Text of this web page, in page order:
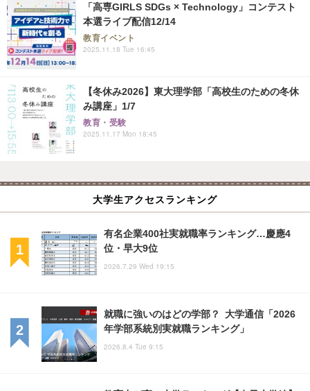
「高専GIRLS SDGs × Technology」コンテスト
本選ライブ配信12/14
教育イベント
2025.11.18 Tue 16:45
【冬休み2026】東大理学部「高校生のための冬休
み講座」1/7
教育・受験
2025.11.17 Mon 18:45
大学生アクセスランキング
有名企業400社実就職率ランキング…慶應4
位・早大9位
2026.7.29 Wed 19:15
就職に強いのはどの学部？ 大学通信「2026
年学部系統別実就職ランキング」
2026.8.4 Tue 9:15